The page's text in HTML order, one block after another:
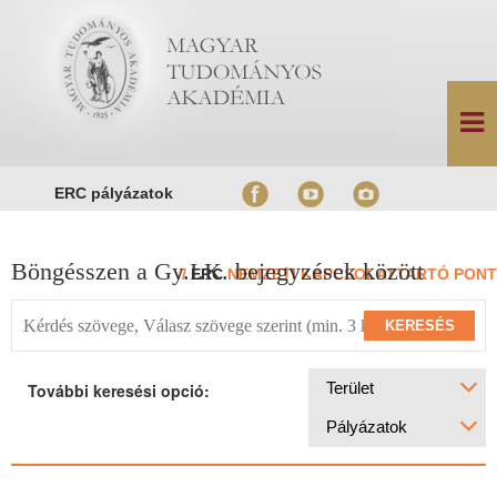
ERC pályázatok
// ERCNEMZETI KAPCSOLATTARTÓ PONT
Böngésszen a Gy.I.K. bejegyzések között
KERESÉS
További keresési opció: Terület
Pályázatok